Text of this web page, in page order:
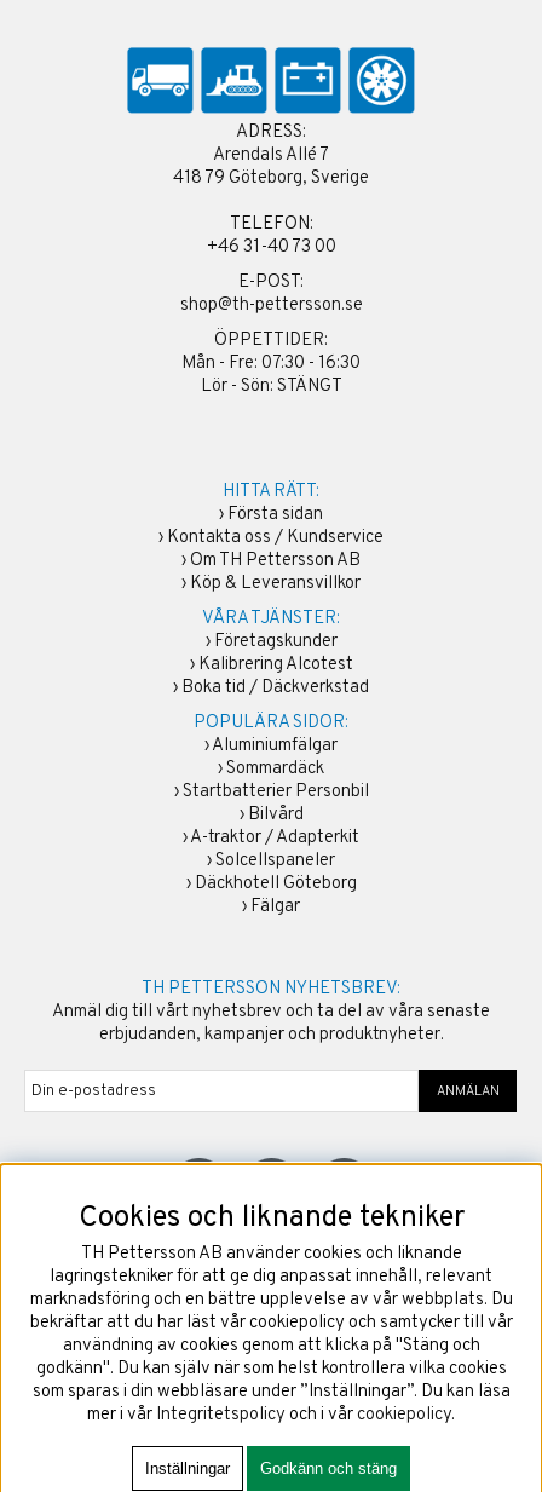
ADRESS:
Arendals Allé 7
418 79 Göteborg, Sverige
TELEFON:
+46 31-40 73 00
E-POST:
shop@th-pettersson.se
ÖPPETTIDER:
Mån - Fre: 07:30 - 16:30
Lör - Sön: STÄNGT
HITTA RÄTT:
› Första sidan
› Kontakta oss / Kundservice
› Om TH Pettersson AB
› Köp & Leveransvillkor
VÅRA TJÄNSTER:
› Företagskunder
› Kalibrering Alcotest
› Boka tid / Däckverkstad
POPULÄRA SIDOR:
›Aluminiumfälgar
›Sommardäck
›Startbatterier Personbil
› Bilvård
›A-traktor / Adapterkit
›Solcellspaneler
› Däckhotell Göteborg
› Fälgar
TH PETTERSSON NYHETSBREV:
Anmäl dig till vårt nyhetsbrev och ta del av våra senaste
erbjudanden, kampanjer och produktnyheter.
ANMÄLAN
©2026Copyright TH Pettersson AB
Cookies och liknande tekniker
TH Pettersson AB använder cookies och liknande
lagringstekniker för att ge dig anpassat innehåll, relevant
marknadsföring och en bättre upplevelse av vår webbplats. Du
bekräftar att du har läst vår cookiepolicy och samtycker till vår
användning av cookies genom att klicka på "Stäng och
godkänn". Du kan själv när som helst kontrollera vilka cookies
som sparas i din webbläsare under ”Inställningar”. Du kan läsa
mer i vår Integritetspolicy och i vår cookiepolicy.
Inställningar Godkänn och stäng